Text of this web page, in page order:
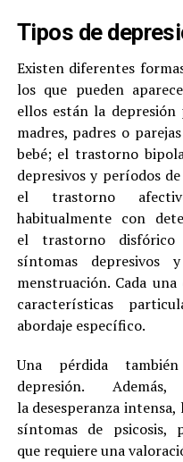
Tipos de
Existen diferentes
los que pueden
ellos están la
madres, padres o
bebé; el trastorno
depresivos y períodos
el trastorno
habitualmente con
el trastorno disfórico
síntomas
menstruación. Cada
características
abordaje específico.
Una pérdida
depresión.
la desesperanza
síntomas de psicosis,
que requiere una